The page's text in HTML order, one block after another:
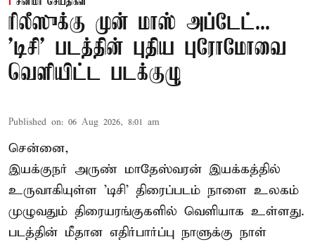
ரிலீஸுக்கு முன் மாஸ் அப்டேட்...
'டிசி' படத்தின் புதிய புரோமோவை
வெளியிட்ட படக்குழு
Published on: 06 Aug 2026, 8:01 am
சென்னை,
இயக்குநர் அருண் மாதேஸ்வரன் இயக்கத்தில்
உருவாகியுள்ள 'டிசி' திரைப்படம் நாளை உலகம்
முழுவதும் திரையரங்குகளில் வெளியாக உள்ளது.
படத்தின் மீதான எதிர்பார்ப்பு நாளுக்கு நாள்